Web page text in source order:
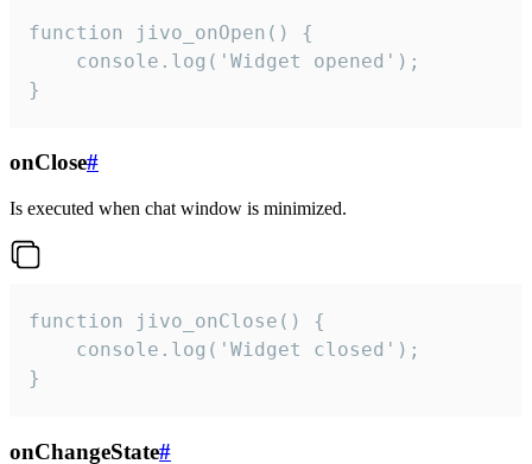
function jivo_onOpen() {
    console.log('Widget opened');
}
onClose#
Is executed when chat window is minimized.
function jivo_onClose() {
    console.log('Widget closed');
}
onChangeState#